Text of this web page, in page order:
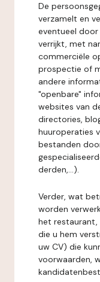
De
verzamelt en
eventueel
verrijkt, met
commerciële
prospectie of
andere
"openbare"
websites van
directories,
huuroperaties
bestanden
derden,...).
Verder, wat
worden
het restaurant,
die u hem
uw CV) die
voorwaarden,